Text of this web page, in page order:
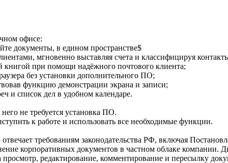
офисе:
документы, в едином пространстве$
мгновенно выставляя счета и классифицируя
книгой при помощи надёжного почтового клиента;
без установки дополнительного ПО;
функцию демонстрации экрана и записи;
и список дел в удобном календаре.
не требуется установка ПО.
к работе и использовать все необходимые функции.
требованиям законодательства РФ, включая
корпоративных документов в частном облаке компании.
редактирование, комментирование и пересылку